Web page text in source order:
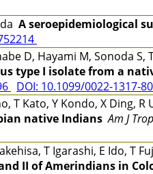
A seroepidemiological
D, Hayami M, Sonoda S,
type I isolate from a
DOI: 10.1099/0022-1317-
T Kato, Y Kondo, X Ding,
native Indians Am J
T Igarashi, E Ido, T
II of Amerindians in